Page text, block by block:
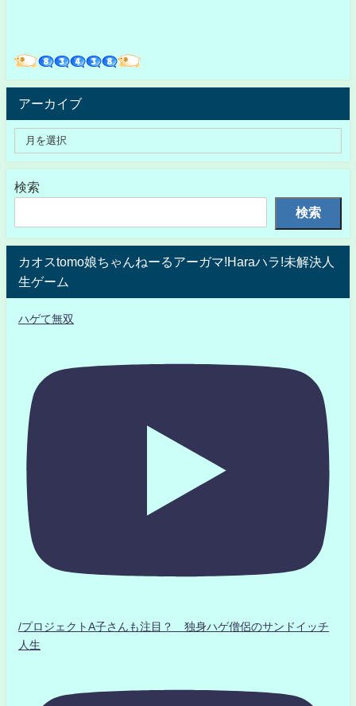
アーカイブ
検索
検索
カオスtomo娘ちゃんねーるアーガマ!Haraハラ!未解決人
生ゲーム
ハゲて無双
/プロジェクトA子さんも注目？ 独身ハゲ僧侶のサンドイッチ
人生